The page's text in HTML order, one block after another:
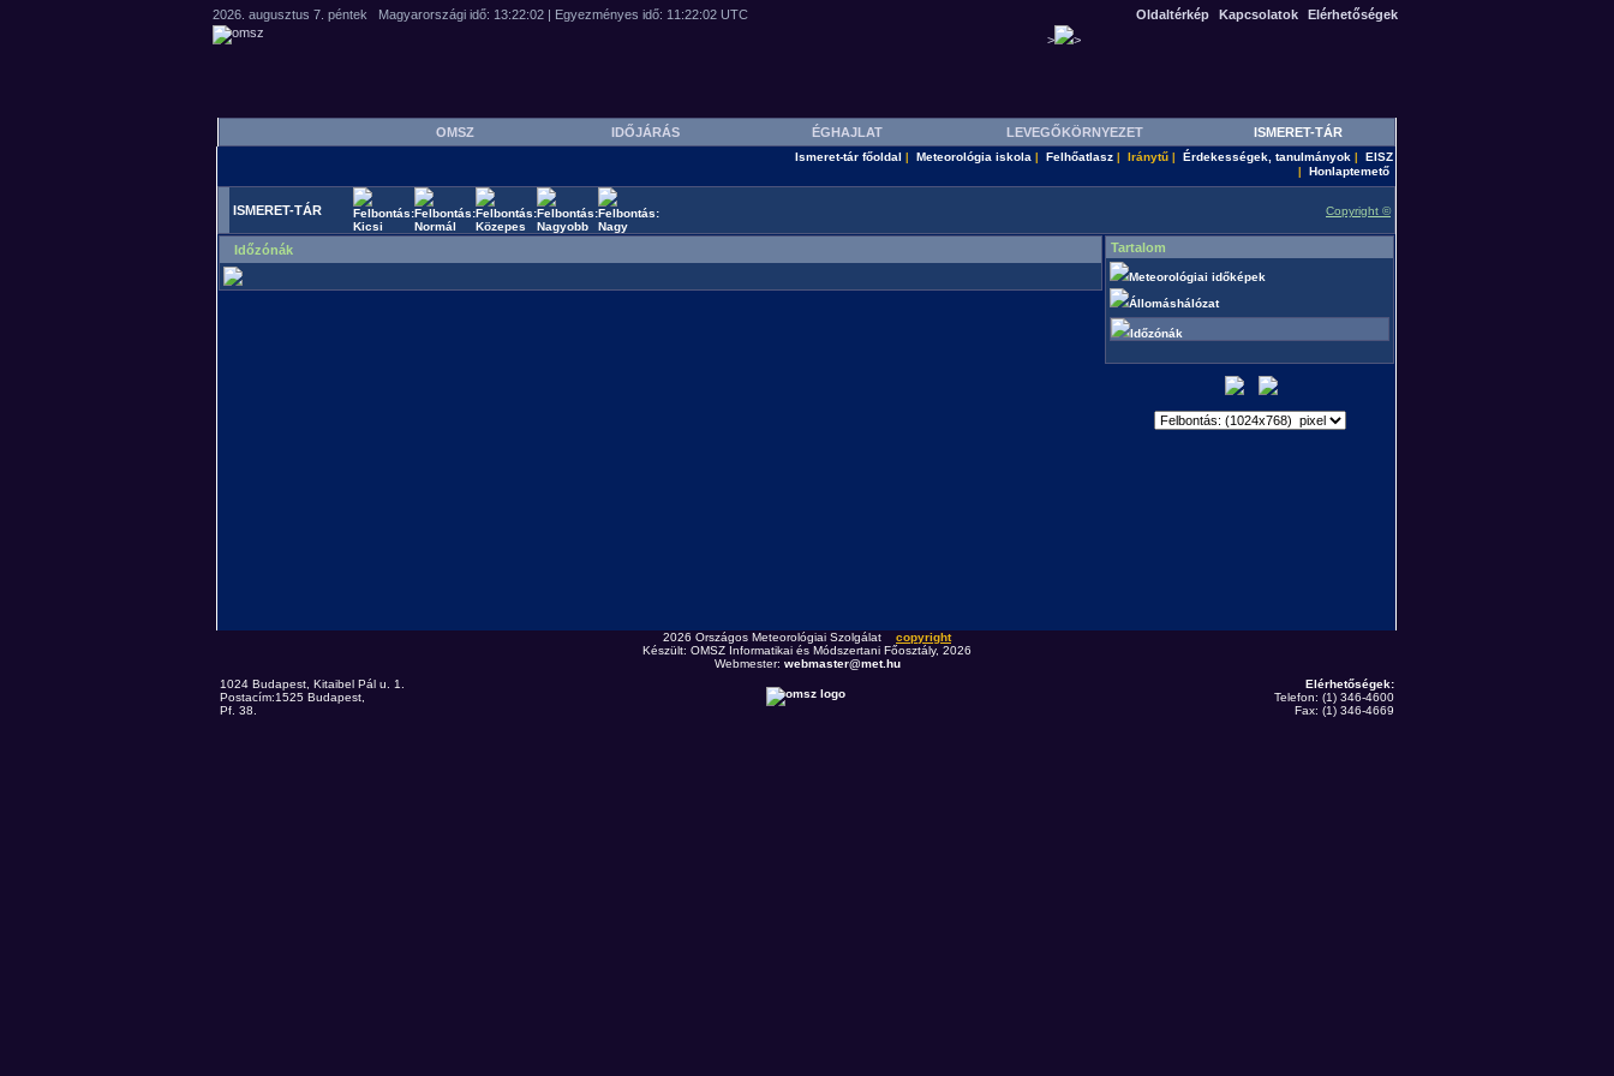
Elérhetőségek
Kapcsolatok
Oldaltérkép
>
>
OMSZ IDŐJÁRÁS ÉGHAJLAT LEVEGŐKÖRNYEZET ISMERET-TÁR
Ismeret-tár főoldal Meteorológia iskola Felhőatlasz Iránytű Érdekességek, tanulmányok EISZ
Honlaptemető
ISMERET-TÁR Copyright ©
Időzónák Tartalom
Meteorológiai időképek
Állomáshálózat
Időzónák
2026 Országos Meteorológiai Szolgálat copyright
Készült: OMSZ Informatikai és Módszertani Főosztály, 2026
Webmester: webmaster@met.hu
1024 Budapest, Kitaibel Pál u. 1.
Postacím:1525 Budapest,
Pf. 38.
Elérhetőségek:
Telefon: (1) 346-4600
Fax: (1) 346-4669